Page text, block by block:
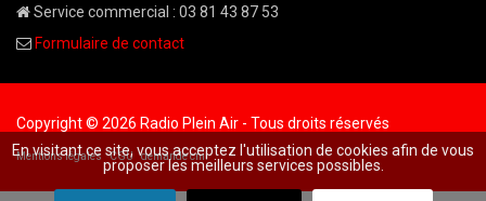
Service commercial : 03 81 43 87 53
Formulaire de contact
Copyright © 2026 Radio Plein Air - Tous droits réservés
Mentions légales CGU demande cnil
En visitant ce site, vous acceptez l'utilisation de cookies afin de vous
proposer les meilleurs services possibles.